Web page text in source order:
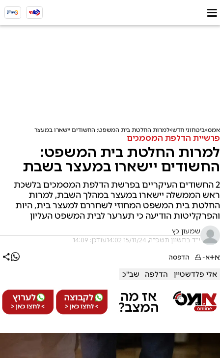
אמס ביטחוני חדש למרות החלטת בית המשפט: החשודים יישארו במעצר בשבת
פרשיית הדלפת המסמכים
למרות החלטת בית המשפט:
החשודים יישארו במעצר בשבת
2 החשודים העיקריים בפרשת הדלפת המסמכים בלשכת
ראש הממשלה יישארו במעצר במהלך השבת, למרות
החלטת בית המשפט המחוזי לשחררם למעצר בית, היות
והפרקליטות הודיעה כי תערער לבית המשפט העליון
שמעון כץ
י"ד בחשוון תשפ"ה, 15/11/24 14:02 עודכן: 14:09
א+א- הדפסה
אלי פלדשטיין הדלפה שב"כ